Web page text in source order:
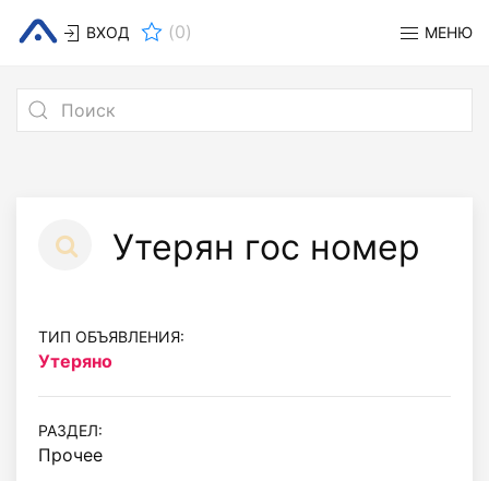
ВХОД (0) МЕНЮ
Утерян гос номер
ТИП ОБЪЯВЛЕНИЯ:
Утеряно
РАЗДЕЛ:
Прочее